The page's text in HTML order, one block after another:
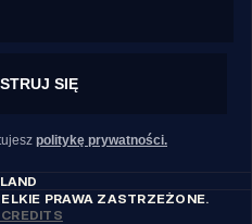
SIĘ
politykę prywatności.
PRAWA ZASTRZEŻONE.